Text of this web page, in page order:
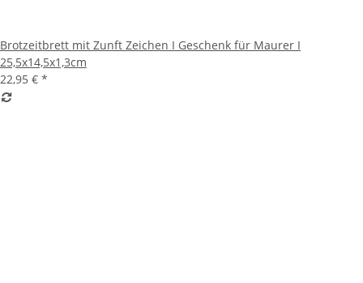
Brotzeitbrett mit Zunft Zeichen I Geschenk für Maurer I
25,5x14,5x1,3cm
22,95 € *